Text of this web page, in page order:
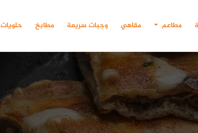
مطاعم مقاهي وجبات سريعة مطابخ حلويات